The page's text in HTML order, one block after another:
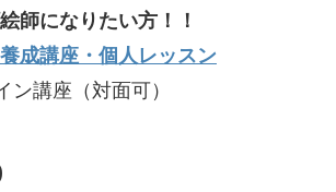
師になりたい方！！
成講座・個人レッスン
講座（対面可）